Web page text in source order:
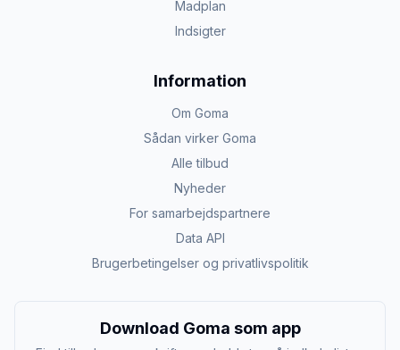
Madplan
Indsigter
Information
Om Goma
Sådan virker Goma
Alle tilbud
Nyheder
For samarbejdspartnere
Data API
Brugerbetingelser og privatlivspolitik
Download Goma som app